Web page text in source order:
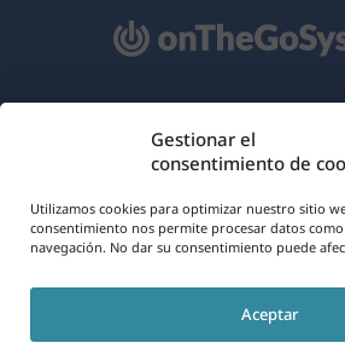
Gestionar el
consentimiento de
Utilizamos cookies para optimizar nuestro sitio
consentimiento nos permite procesar datos
navegación. No dar su consentimiento puede
Aceptar
RGPD y Política de
Únete a nuestro
(se
abre
en
(se
abre
en